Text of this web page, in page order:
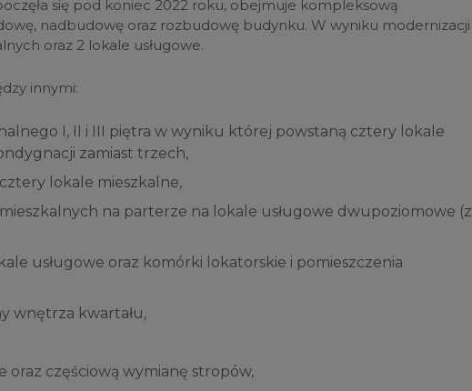
się pod koniec 2022 roku, obejmuje kompleksową
nadbudowę oraz rozbudowę budynku. W wyniku modernizacji
oraz 2 lokale usługowe.
innymi:
I, II i III piętra w wyniku której powstaną cztery lokale
zamiast trzech,
lokale mieszkalne,
na parterze na lokale usługowe dwupoziomowe (z
usługowe oraz komórki lokatorskie i pomieszczenia
wnętrza kwartału,
oraz częściową wymianę stropów,